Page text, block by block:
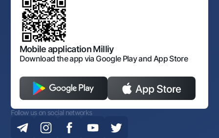
Sitemap
Art Gallery of Uzbekistan
Laws and Regulations
The procedure and operating hours of the National Bank
for Foreign Economic Activity of Uzbekistan
Open data
Antimonopoly compliance
Mobile application Milliy
Download the app via Google Play and App Store
Follow us on social networks